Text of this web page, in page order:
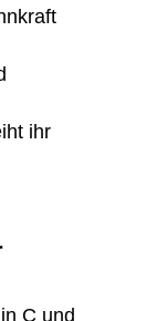
ihr
C und